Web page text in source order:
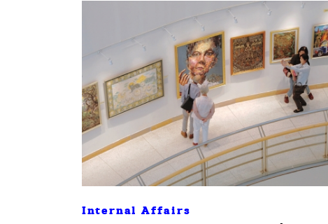
Internal Affairs